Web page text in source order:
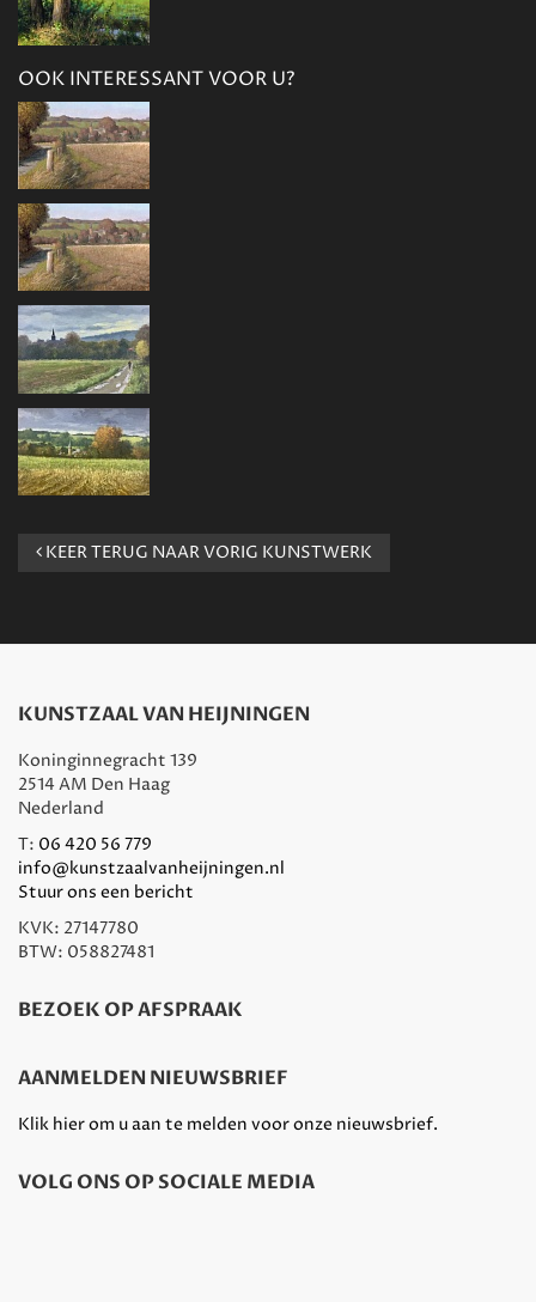
OOK INTERESSANT VOOR U?
KEER TERUG NAAR VORIG KUNSTWERK
KUNSTZAAL VAN HEIJNINGEN
Koninginnegracht 139
2514 AM Den Haag
Nederland
T: 06 420 56 779
info@kunstzaalvanheijningen.nl
Stuur ons een bericht
KVK: 27147780
BTW: 058827481
BEZOEK OP AFSPRAAK
AANMELDEN NIEUWSBRIEF
Klik hier om u aan te melden voor onze nieuwsbrief.
VOLG ONS OP SOCIALE MEDIA